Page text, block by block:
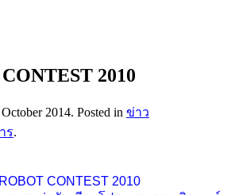
2010
2014. Posted in ข่าว
ร.
CONTEST 2010